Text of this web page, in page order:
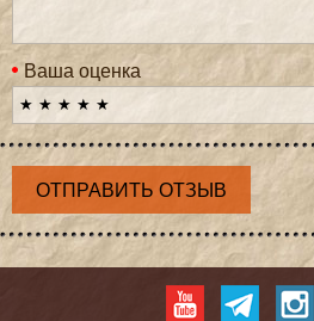
Ваша оценка